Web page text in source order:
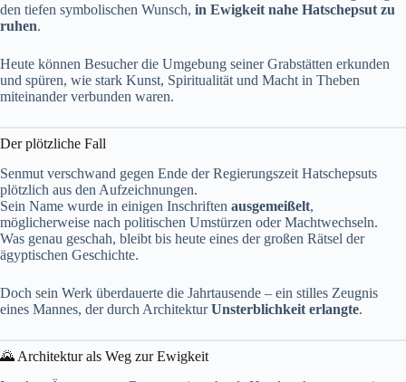
den tiefen symbolischen Wunsch, in Ewigkeit nahe Hatschepsut zu
ruhen.
Heute können Besucher die Umgebung seiner Grabstätten erkunden
und spüren, wie stark Kunst, Spiritualität und Macht in Theben
miteinander verbunden waren.
Der plötzliche Fall
Senmut verschwand gegen Ende der Regierungszeit Hatschepsuts
plötzlich aus den Aufzeichnungen.
Sein Name wurde in einigen Inschriften ausgemeißelt,
möglicherweise nach politischen Umstürzen oder Machtwechseln.
Was genau geschah, bleibt bis heute eines der großen Rätsel der
ägyptischen Geschichte.
Doch sein Werk überdauerte die Jahrtausende – ein stilles Zeugnis
eines Mannes, der durch ArchitekturUnsterblichkeit erlangte.
🌄 Architektur als Weg zur Ewigkeit